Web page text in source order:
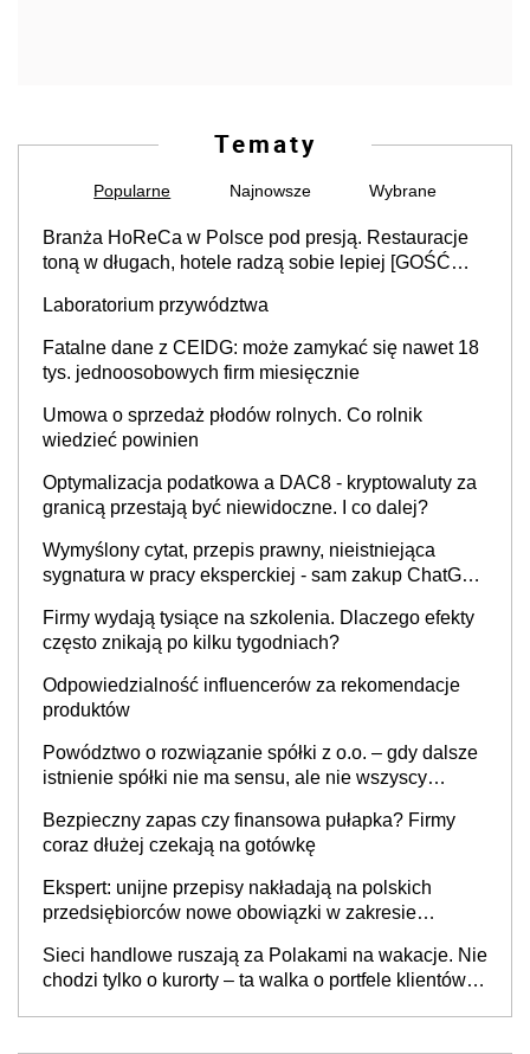
Tematy
Popularne Najnowsze Wybrane
Branża HoReCa w Polsce pod presją. Restauracje
toną w długach, hotele radzą sobie lepiej [GOŚĆ
Laboratorium przywództwa
Fatalne dane z CEIDG: może zamykać się nawet 18
tys. jednoosobowych firm miesięcznie
Umowa o sprzedaż płodów rolnych. Co rolnik
wiedzieć powinien
Optymalizacja podatkowa a DAC8 - kryptowaluty za
granicą przestają być niewidoczne. I co dalej?
Wymyślony cytat, przepis prawny, nieistniejąca
sygnatura w pracy eksperckiej - sam zakup ChatGPT
Firmy wydają tysiące na szkolenia. Dlaczego efekty
często znikają po kilku tygodniach?
Odpowiedzialność influencerów za rekomendacje
produktów
Powództwo o rozwiązanie spółki z o.o. – gdy dalsze
istnienie spółki nie ma sensu, ale nie wszyscy
Bezpieczny zapas czy finansowa pułapka? Firmy
coraz dłużej czekają na gotówkę
Ekspert: unijne przepisy nakładają na polskich
przedsiębiorców nowe obowiązki w zakresie
Sieci handlowe ruszają za Polakami na wakacje. Nie
chodzi tylko o kurorty – ta walka o portfele klientów